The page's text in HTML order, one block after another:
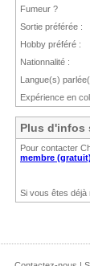
Fumeur ?
Sortie préférée :
Hobby préféré :
Nationnalité :
Langue(s)
Expérience en
Plus d'infos
Pour contacter
membre (gratuit)
Si vous êtes déjà